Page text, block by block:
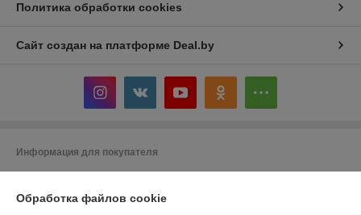
Политика обработки cookies
Сайт создан на платформе Deal.by
Информация для покупателя
Обработка файлов cookie